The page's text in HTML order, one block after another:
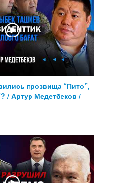
прозвища “Пито”,
/ Артур Медетбеков /